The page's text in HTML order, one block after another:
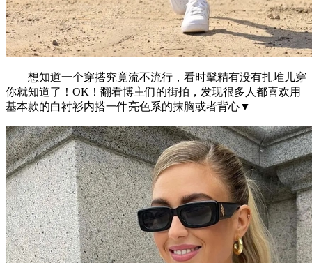
想知道一个穿搭究竟流不流行，看时髦精有没有扎堆儿穿
你就知道了！OK！翻看博主们的街拍，发现很多人都喜欢用
基本款的白衬衫内搭一件亮色系的抹胸或者背心▼